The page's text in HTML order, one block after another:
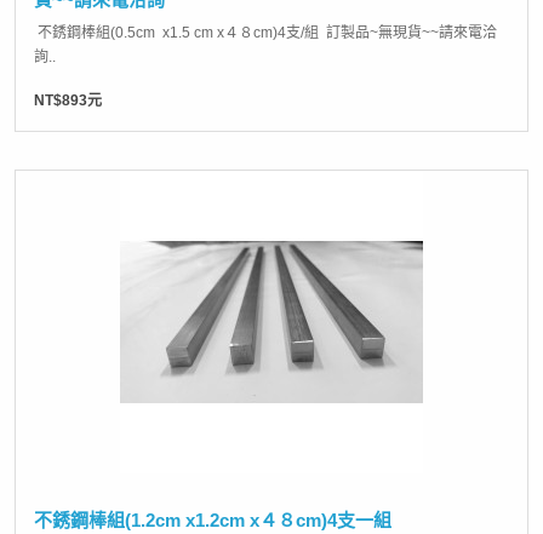
不銹鋼棒組(0.5cm x1.5 cm x４８cm)4支/組 訂製品~無現貨~~請來電洽
詢..
NT$893元
不銹鋼棒組(1.2cm x1.2cm x４８cm)4支一組